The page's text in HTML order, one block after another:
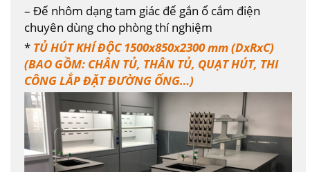
– Đế nhôm dạng tam giác để gắn ổ cắm điện
chuyên dùng cho phòng thí nghiệm
* TỦ HÚT KHÍ ĐỘC 1500x850x2300 mm (DxRxC)
(BAO GỒM: CHÂN TỦ, THÂN TỦ, QUẠT HÚT, THI
CÔNG LẮP ĐẶT ĐƯỜNG ỐNG…)